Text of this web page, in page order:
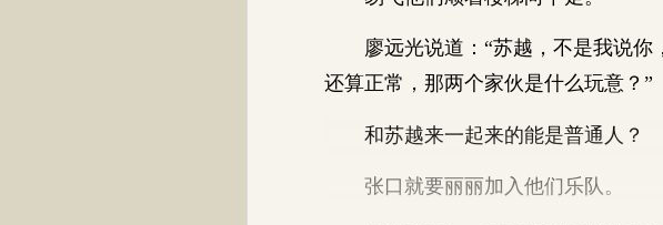
廖远光说道：“苏越，不是我说你
还算正常，那两个家伙是什么玩意？”
和苏越来一起来的能是普通人？
张口就要丽丽加入他们乐队。